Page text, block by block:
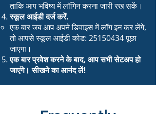
ताकि आप भविष्य में लॉगिन करना जारी रख सकें।
स्कूल आईडी दर्ज करें.
एक बार जब आप अपने डिवाइस में लॉग इन कर लेंगे,
तो आपसे स्कूल आईडी कोड: 25150434पूछा
जाएगा।
एक बार प्रवेश करने के बाद, आप सभी सेटअप हो
जाएंगे। सीखने का आनंद लें!